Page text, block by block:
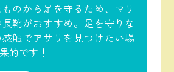
のから足を守るため、マリ
靴がおすすめ。足を守りな
触でアサリを見つけたい場
的です！